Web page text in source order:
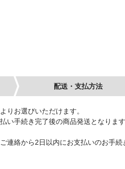
配送・支払方法
りお選びいただけます。
手続き完了後の商品発送となりま
絡から2日以内にお支払いのお手続